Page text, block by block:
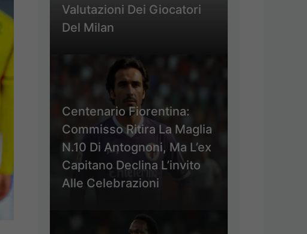
Valutazioni Dei Giocatori
Del Milan
Centenario Fiorentina:
Commisso Ritira La Maglia
N.10 Di Antognoni, Ma L’ex
Capitano Declina L’invito
Alle Celebrazioni